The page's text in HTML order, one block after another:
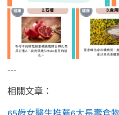
---
相關文章：